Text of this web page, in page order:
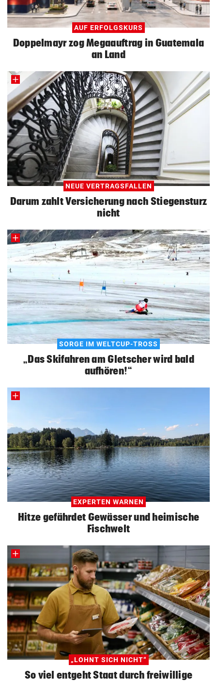
AUF ERFOLGSKURS
Doppelmayr zog Megaauftrag in Guatemala
an Land
NEUE VERTRAGSFALLEN
Darum zahlt Versicherung nach Stiegensturz
nicht
SORGE IM WELTCUP-TROSS
„Das Skifahren am Gletscher wird bald
aufhören!“
EXPERTEN WARNEN
Hitze gefährdet Gewässer und heimische
Fischwelt
„LOHNT SICH NICHT“
So viel entgeht Staat durch freiwillige